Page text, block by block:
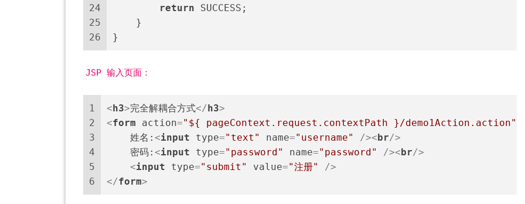
24
25
26
return SUCCESS;
    }
}
JSP 输入页面：
1
2
3
4
5
6
< h3>完全解耦合方式</ h3>
<form action="${ pageContext.request.contextPath }/demo1Action.action"
    姓名:
<input type="text" name="username" />< br/>
    密码:
<input type="password" name="password" />< br/>
<input type="submit" value="注册"
/>
</form>